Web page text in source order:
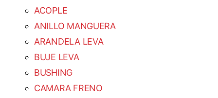
ACOPLE
ANILLO MANGUERA
ARANDELA LEVA
BUJE LEVA
BUSHING
CAMARA FRENO